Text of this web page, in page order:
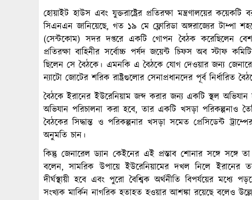
হোয়াইট হাউস এবং যুক্তরাষ্ট্রের প্রতিরক্ষা মন্ত্রণালয়ের
সিএনএন জানিয়েছে, গত ১৯ মে ফ্লোরিডা অঙ্গরাজ্যের টাম্পা
(সেন্টকোম) সদর দপ্তরে একটি গোপন বৈঠক করেছিলেন
প্রতিরক্ষা বাহিনীর সর্বোচ্চ পর্ষদ জয়েন্ট চিফস অব স্টাফ
ছিলেন সে বৈঠকে। এমনকি এ বৈঠকে যোগ দেওয়ার জন্য
ন্যাটো জোটের শরিক রাষ্ট্রগুলোর সেনাপ্রধানদের পূর্ব নির্ধারিত
বৈঠকে ইরানের ইউরেনিয়াম জব্দ করার জন্য একটি স্থল অভিযান
অভিযান পরিচালনা করা হবে, তার একটি খসড়া পরিকল্পনাও
বৈঠকের সিদ্ধান্ত ও পরিকল্পনার খসড়া সমেত প্রেসিডেন্ট
অনুমতি চান।
কিন্তু জেনারেল ড্যান কেইনের এই প্রস্তাব শোনার সঙ্গে সঙ্গে
বলেন, সামরিক উপায়ে ইউরেনিয়ামের দখল নিলে
দীর্ঘস্থায়ী হবে এবং পুরো বৈশ্বিক অর্থনীতি বিপর্যয়ের মধ্যে
সংখ্যক মার্কিন নাগরিক হতাহত হওয়ার আশঙ্কা রয়েছে বলেও